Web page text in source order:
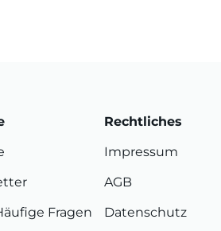
Fragen
Rechtliches
Impressum
AGB
Datenschutz